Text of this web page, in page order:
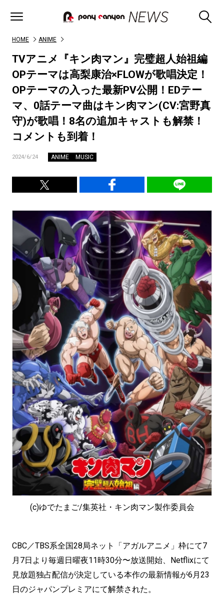
HOME ANIME
TVアニメ『キン肉マン』完璧超人始祖編
OPテーマは高梨康治×FLOWが歌唱決定！
OPテーマの入った最新PV公開！EDテー
マ、0話テーマ曲はキン肉マン(CV:宮野真
守)が歌唱！8名の追加キャストも解禁！
コメントも到着！
2024/6/24 ANIME MUSIC
(c)ゆでたまご/集英社・キン肉マン製作委員会
CBC／TBS系全国28局ネット「アガルアニメ」枠にて7
月7日より毎週日曜夜11時30分〜放送開始、Netflixにて
見放題独占配信が決定している本作の最新情報が6月23
日のジャパンプレミアにて解禁された。